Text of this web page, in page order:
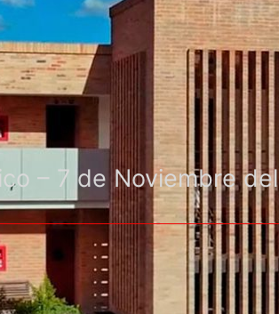
– 7 de Noviembre del